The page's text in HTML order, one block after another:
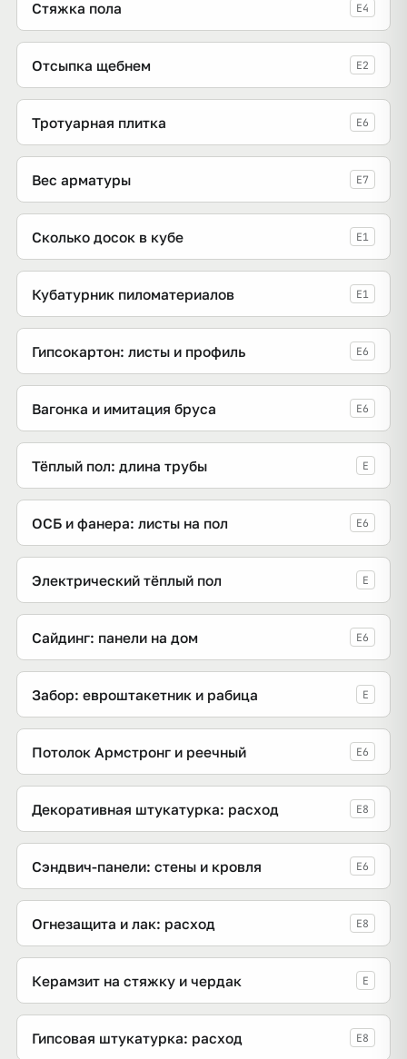
Стяжка пола E4
Отсыпка щебнем E2
Тротуарная плитка E6
Вес арматуры E7
Сколько досок в кубе E1
Кубатурник пиломатериалов E1
Гипсокартон: листы и профиль E6
Вагонка и имитация бруса E6
Тёплый пол: длина трубы E
ОСБ и фанера: листы на пол E6
Электрический тёплый пол E
Сайдинг: панели на дом E6
Забор: евроштакетник и рабица E
Потолок Армстронг и реечный E6
Декоративная штукатурка: расход E8
Сэндвич-панели: стены и кровля E6
Огнезащита и лак: расход E8
Керамзит на стяжку и чердак E
Гипсовая штукатурка: расход E8